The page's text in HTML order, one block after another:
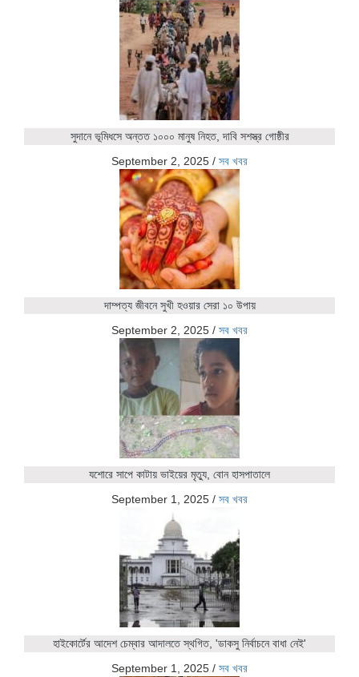
সুদানে ভূমিধসে অন্তত ১০০০ মানুষ নিহত, দাবি সশস্ত্র গোষ্ঠীর
September 2, 2025 / সব খবর
দাম্পত্য জীবনে সুখী হওয়ার সেরা ১০ উপায়
September 2, 2025 / সব খবর
যশোরে সাপে কাটায় ভাইয়ের মৃত্যু, বোন হাসপাতালে
September 1, 2025 / সব খবর
হাইকোর্টের আদেশ চেম্বার আদালতে স্থগিত, 'ডাকসু নির্বাচনে বাধা নেই'
September 1, 2025 / সব খবর